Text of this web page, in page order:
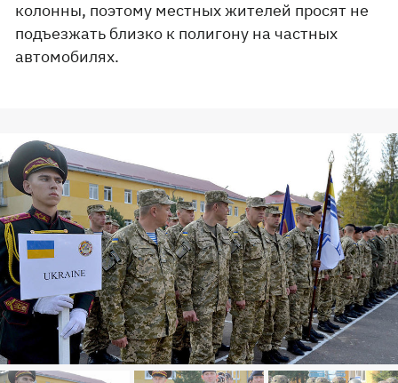
колонны, поэтому местных жителей просят не
подъезжать близко к полигону на частных
автомобилях.